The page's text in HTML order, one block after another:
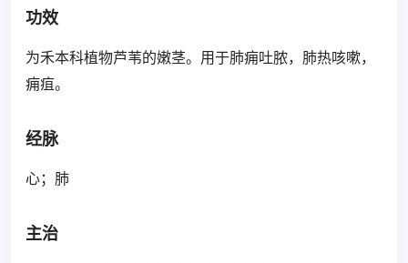
功效
为禾本科植物芦苇的嫩茎。用于肺痈吐脓，肺热咳嗽，
痈疽。
经脉
心；肺
主治